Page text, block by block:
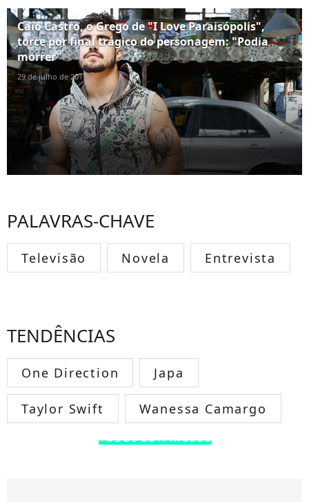
Caio Castro, o Grego de "I Love Paraisópolis",
torce por final trágico do personagem: "Podia
morrer"
29 de julho de 2015
PALAVRAS-CHAVE
Televisão Novela Entrevista
TENDÊNCIAS
One Direction Japa
Taylor Swift Wanessa Camargo
TODOS OS FAMOSOS